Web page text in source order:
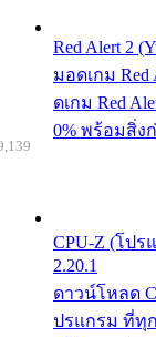
Red Alert 2
มอดเกม Red
ดเกม Red
0% พร้อมสิ่ง
CPU-Z (โปร
2.20.1
ดาวน์โหลด
ปรแกรม ที่ทุ